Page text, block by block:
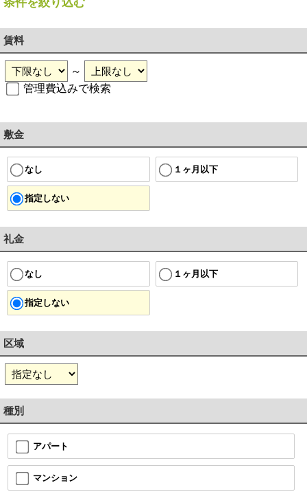
条件を絞り込む
賃料
～
管理費込みで検索
敷金
なし １ヶ月以下
指定しない
礼金
なし １ヶ月以下
指定しない
区域
種別
アパート
マンション